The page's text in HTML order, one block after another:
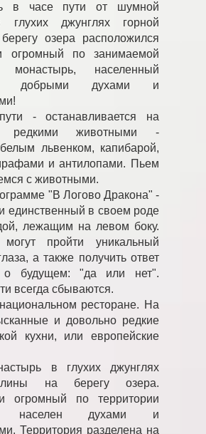
в часе пути от шумной
глухих джунглях горной
озера расположился
огромный по занимаемой
монастырь, населенный
добрыми духами и
- останавливается на
животными -
львенком, капибарой,
и антилопами. Пьем
с животными.
"В Логово Дракона" -
единственный в своем роде
лежащим на левом боку.
пройти уникальный
а также получить ответ
о будущем: "да или нет".
всегда сбываются.
ресторане. На
и довольно редкие
кухни, или европейские
в глухих джунглях
на берегу озера.
огромный по территории
населен духами и
Территория разделена на